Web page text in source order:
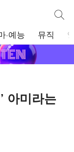
통합
·예능 뮤직
아미라는